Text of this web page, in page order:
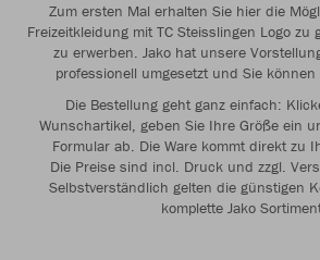
Zum ersten Mal erhalten Sie hier die
Freizeitkleidung mit TC Steisslingen Logo zu
zu erwerben. Jako hat unsere
professionell umgesetzt und Sie
Die Bestellung geht ganz einfach:
Wunschartikel, geben Sie Ihre Größe ein
Formular ab. Die Ware kommt direkt zu
Die Preise sind incl. Druck und zzgl.
Selbstverständlich gelten die günstigen
komplette Jako